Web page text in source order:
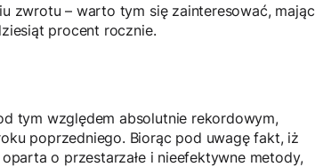
zwrotu – warto tym się zainteresować, mając
procent rocznie.
tym względem absolutnie rekordowym,
poprzedniego. Biorąc pod uwagę fakt, iż
o przestarzałe i nieefektywne metody,